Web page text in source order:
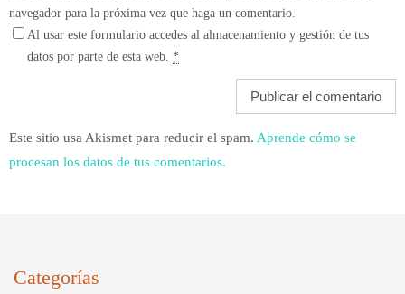
navegador para la próxima vez que haga un comentario.
Al usar este formulario accedes al almacenamiento y gestión de tus
datos por parte de esta web. *
Este sitio usa Akismet para reducir el spam. Aprende cómo se
procesan los datos de tus comentarios.
Categorías